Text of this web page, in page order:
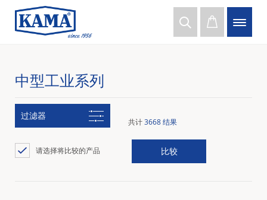
中型工业系列
过滤器
共计3668 结果
请选择将比较的产品 比较